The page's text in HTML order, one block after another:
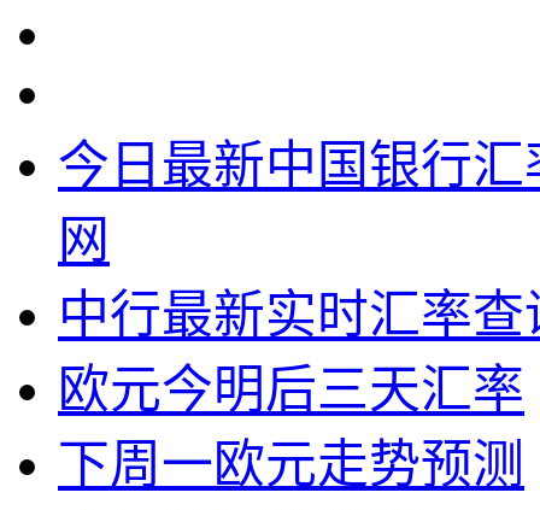
今日最新中国银行
网
中行最新实时汇率查
欧元今明后三天汇率
下周一欧元走势预测